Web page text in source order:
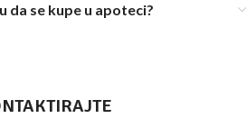
da se kupe u apoteci?